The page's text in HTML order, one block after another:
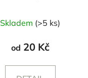
Skladem (>5 ks)
od 20 Kč